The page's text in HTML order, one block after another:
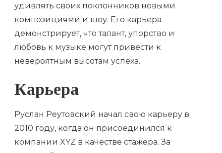
удивлять своих поклонников новыми
композициями и шоу. Его карьера
демонстрирует, что талант, упорство и
любовь к музыке могут привести к
невероятным высотам успеха.
Карьера
Руслан Реутовский начал свою карьеру в
2010 году, когда он присоединился к
компании XYZ в качестве стажера. За